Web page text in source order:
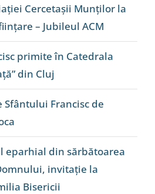
Cercetașii Munților la
– Jubileul ACM
primite în Catedrala
din Cluj
Sfântului Francisc de
eparhial din sărbătoarea
invitație la
Bisericii